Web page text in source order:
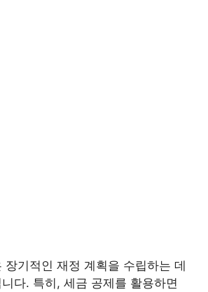
장기적인 재정 계획을 수립하는 데
다. 특히, 세금 공제를 활용하면